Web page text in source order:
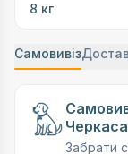
8 кг
Самовивіз
Забрати